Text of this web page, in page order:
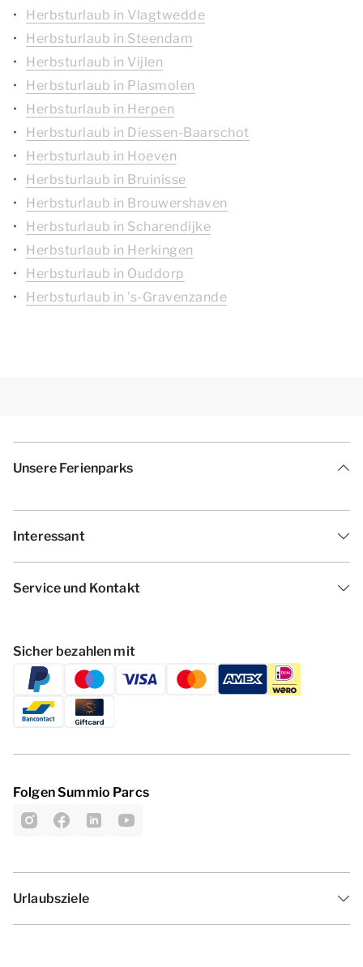
Herbsturlaub in Vlagtwedde
Herbsturlaub in Steendam
Herbsturlaub in Vijlen
Herbsturlaub in Plasmolen
Herbsturlaub in Herpen
Herbsturlaub in Diessen-Baarschot
Herbsturlaub in Hoeven
Herbsturlaub in Bruinisse
Herbsturlaub in Brouwershaven
Herbsturlaub in Scharendijke
Herbsturlaub in Herkingen
Herbsturlaub in Ouddorp
Herbsturlaub in 's-Gravenzande
Unsere Ferienparks
Interessant
Service und Kontakt
Sicher bezahlen mit
Folgen Summio Parcs
Urlaubsziele